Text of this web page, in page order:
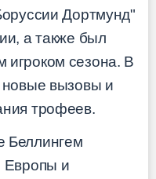
Дортмунд"
а также был
сезона. В
вызовы и
трофеев.
Беллингем
Европы и